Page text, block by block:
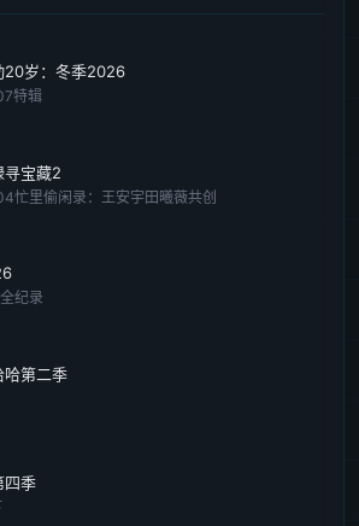
20岁：冬季2026
特辑
寻宝藏2
忙里偷闲录：王安宇田曦薇共创
纪录
哈第二季
四季